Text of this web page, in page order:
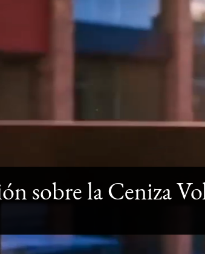
sobre la Ceniza